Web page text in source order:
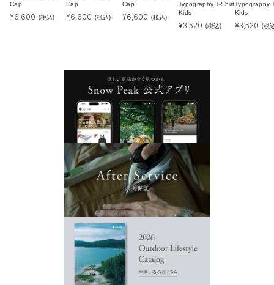
Cap
¥6,600 (税込)
Cap
¥6,600 (税込)
Cap
¥6,600 (税込)
Typography T-Shirt
Kids
¥3,520 (税込)
Typography
Kids
¥3,520 (税